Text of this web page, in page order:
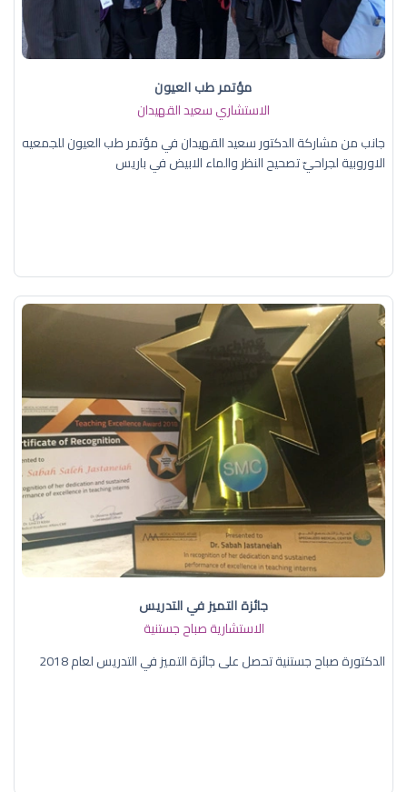
مؤتمر طب العيون
الاستشاري سعيد القهيدان
جانب من مشاركة الدكتور سعيد القهيدان في مؤتمر طب العيون للجمعيه
الاوروبية لجراحيّ تصحيح النظر والماء الابيض في باريس
جائزة التميز في التدريس
الاستشارية صباح جستنية
الدكتورة صباح جستنية تحصل على جائزة التميز في التدريس لعام 2018